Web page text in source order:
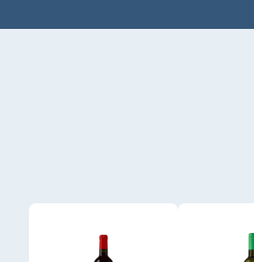
Produktgalerie überspringen